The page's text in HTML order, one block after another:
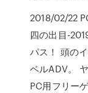
2018/02/22
四の出目-
パス！ 頭の
ベルADV。
PC用フリー